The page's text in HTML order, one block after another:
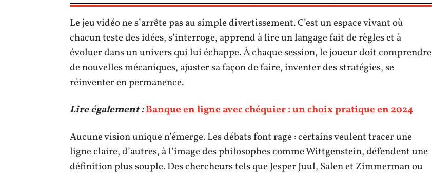
Le jeu vidéo ne s’arrête pas au simple divertissement. C’est un espace vivant où
chacun teste des idées, s’interroge, apprend à lire un langage fait de règles et à
évoluer dans un univers qui lui échappe. À chaque session, le joueur doit comprendre
de nouvelles mécaniques, ajuster sa façon de faire, inventer des stratégies, se
réinventer en permanence.
Lire également :Banque en ligne avec chéquier : un choix pratique en 2024
Aucune vision unique n’émerge. Les débats font rage : certains veulent tracer une
ligne claire, d’autres, à l’image des philosophes comme Wittgenstein, défendent une
définition plus souple. Des chercheurs tels que Jesper Juul, Salen et Zimmerman ou